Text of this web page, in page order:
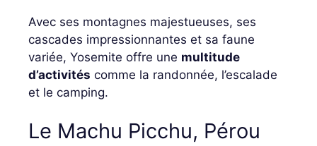
Avec ses montagnes majestueuses, ses
cascades impressionnantes et sa faune
variée, Yosemite offre une multitude
d’activités comme la randonnée, l’escalade
et le camping.
Le Machu Picchu, Pérou